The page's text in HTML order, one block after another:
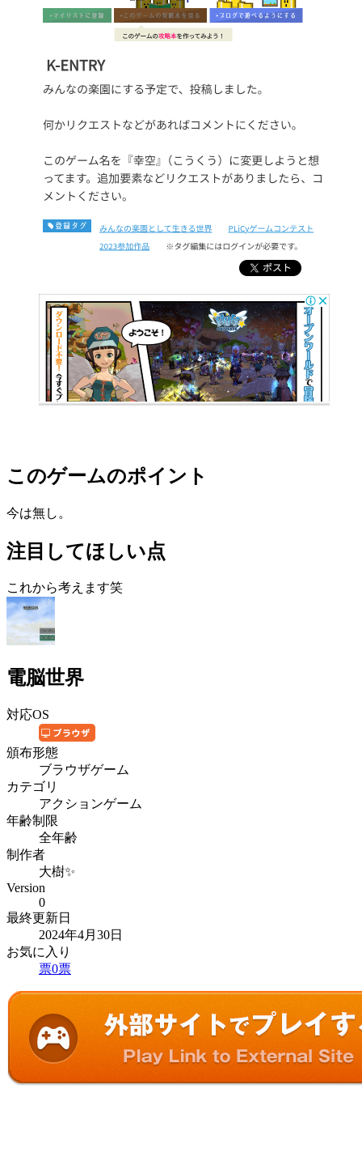
このゲームのポイント
今は無し。
注目してほしい点
これから考えます笑
電脳世界
対応OS
頒布形態
ブラウザゲーム
カテゴリ
アクションゲーム
年齢制限
全年齢
制作者
大樹✨
Version
0
最終更新日
2024年4月30日
お気に入り
票0票